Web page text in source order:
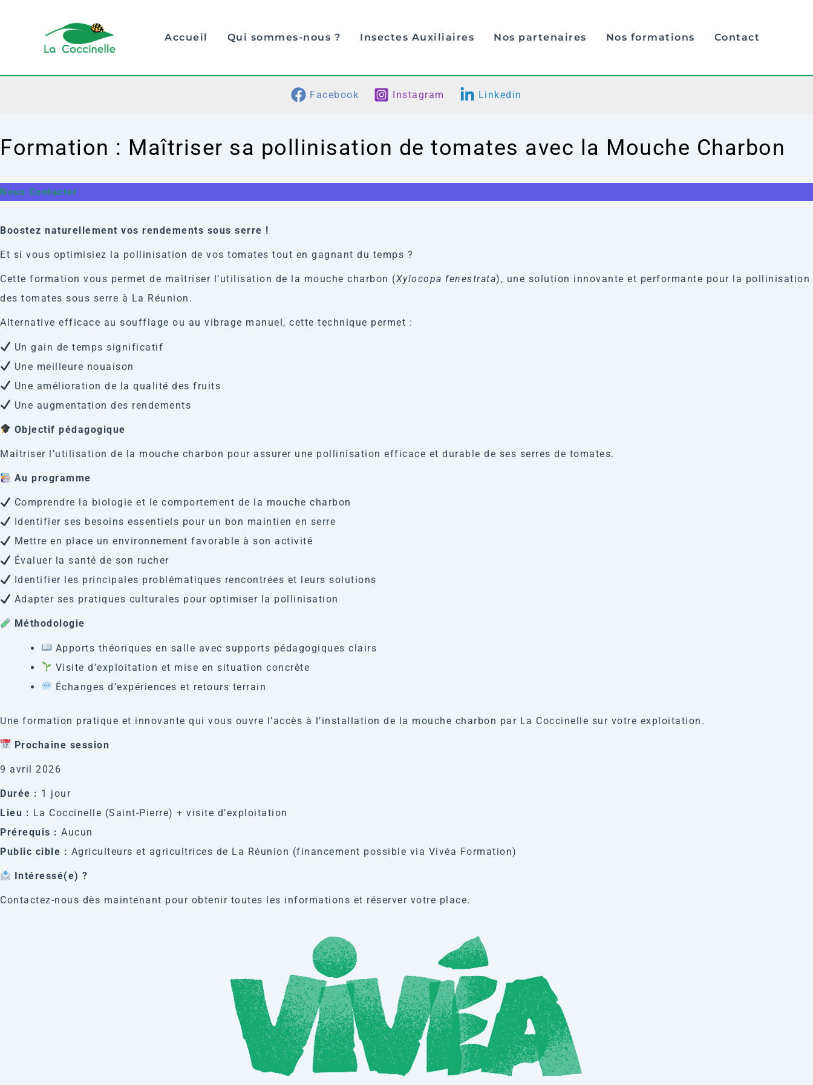
Accueil Qui sommes-nous ? Insectes Auxiliaires Nos partenaires Nos formations Contact
Facebook Instagram Linkedin
Formation : Maîtriser sa pollinisation de tomates avec la Mouche Charbon
Nous Contacter
Boostez naturellement vos rendements sous serre !
Et si vous optimisiez la pollinisation de vos tomates tout en gagnant du temps ?
Cette formation vous permet de maîtriser l’utilisation de la mouche charbon (Xylocopa fenestrata), une solution innovante et performante pour la pollinisation
des tomates sous serre à La Réunion.
Alternative efficace au soufflage ou au vibrage manuel, cette technique permet :
Un gain de temps significatif
Une meilleure nouaison
Une amélioration de la qualité des fruits
Une augmentation des rendements
Objectif pédagogique
Maîtriser l’utilisation de la mouche charbon pour assurer une pollinisation efficace et durable de ses serres de tomates.
Au programme
Comprendre la biologie et le comportement de la mouche charbon
Identifier ses besoins essentiels pour un bon maintien en serre
Mettre en place un environnement favorable à son activité
Évaluer la santé de son rucher
Identifier les principales problématiques rencontrées et leurs solutions
Adapter ses pratiques culturales pour optimiser la pollinisation
Méthodologie
Apports théoriques en salle avec supports pédagogiques clairs
Visite d’exploitation et mise en situation concrète
Échanges d’expériences et retours terrain
Une formation pratique et innovante qui vous ouvre l’accès à l’installation de la mouche charbon par La Coccinelle sur votre exploitation.
Prochaine session
9 avril 2026
Durée : 1 jour
Lieu : La Coccinelle (Saint-Pierre) + visite d’exploitation
Prérequis : Aucun
Public cible : Agriculteurs et agricultrices de La Réunion (financement possible via Vivéa Formation)
Intéressé(e) ?
Contactez-nous dès maintenant pour obtenir toutes les informations et réserver votre place.